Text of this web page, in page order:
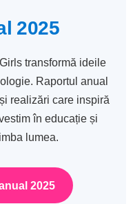
2025
transformă ideile
Raportul anual
realizări care inspiră
în educație și
lumea.
2025